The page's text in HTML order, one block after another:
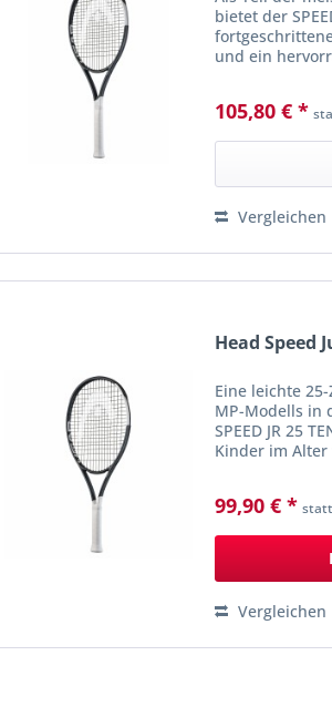
bietet der
und ein
105,80 € *
Vergleichen
Head Speed
Eine leichte
MP-Modells in
SPEED JR 25
Kinder im Alter
99,90 € *
Vergleichen